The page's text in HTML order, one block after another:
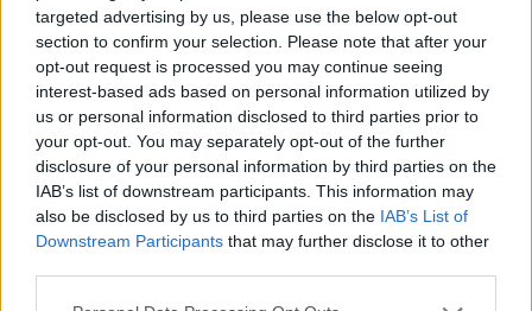
targeted advertising by us, please use the below opt-out
section to confirm your selection. Please note that after your
opt-out request is processed you may continue seeing
interest-based ads based on personal information utilized by
us or personal information disclosed to third parties prior to
your opt-out. You may separately opt-out of the further
disclosure of your personal information by third parties on the
IAB’s list of downstream participants. This information may
also be disclosed by us to third parties on the IAB’s List of
Downstream Participants that may further disclose it to other
Sutinku sutaisyklėmis
This site is protected by
reCAPTCHA and the Google
Privacy PolicyandTerms of